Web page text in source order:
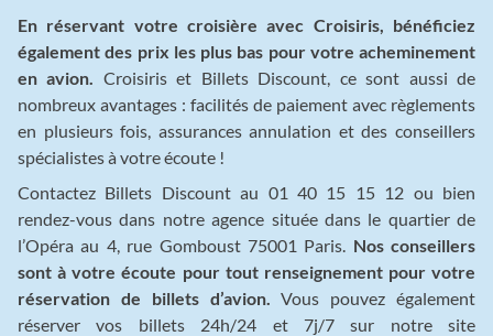
En réservant votre croisière avec Croisiris, bénéficiez
également des prix les plus bas pour votre acheminement
en avion.
Croisiris et Billets Discount, ce sont aussi de
nombreux avantages : facilités de paiement avec règlements
en plusieurs fois, assurances annulation et des conseillers
spécialistes à votre écoute !
Contactez Billets Discount au 01 40 15 15 12 ou bien
rendez-vous dans notre agence située dans le quartier de
l’Opéra au 4, rue Gomboust 75001 Paris. Nos conseillers
sont à votre écoute pour tout renseignement pour votre
réservation de billets d’avion.
Vous pouvez également
réserver vos billets 24h/24 et 7j/7 sur notre site